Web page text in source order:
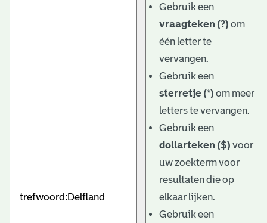
Gebruik een
vraagteken (?) om
één letter te
vervangen.
Gebruik een
sterretje (*) om meer
letters te vervangen.
Gebruik een
dollarteken ($) voor
uw zoekterm voor
resultaten die op
elkaar lijken.
Gebruik een